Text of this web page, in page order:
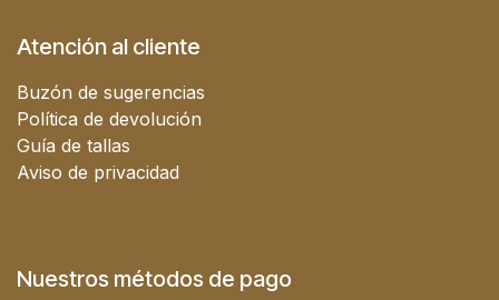
Atención al cliente
Buzón de sugerencias
Política de devolución
Guía de tallas
Aviso de privacidad
Nuestros métodos de pago